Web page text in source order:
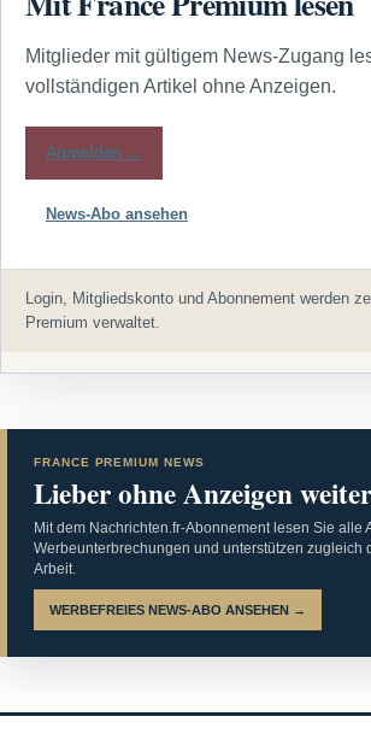
Mitglieder mit gültigem News-Zugang
vollständigen Artikel ohne Anzeigen.
Anmelden →
News-Abo ansehen
Login, Mitgliedskonto und Abonnement werden
Premium verwaltet.
FRANCE PREMIUM NEWS
Lieber ohne Anzeigen
Mit dem Nachrichten.fr-Abonnement lesen Sie alle
Werbeunterbrechungen und unterstützen zugleich
Arbeit.
WERBEFREIES NEWS-ABO ANSEHEN →